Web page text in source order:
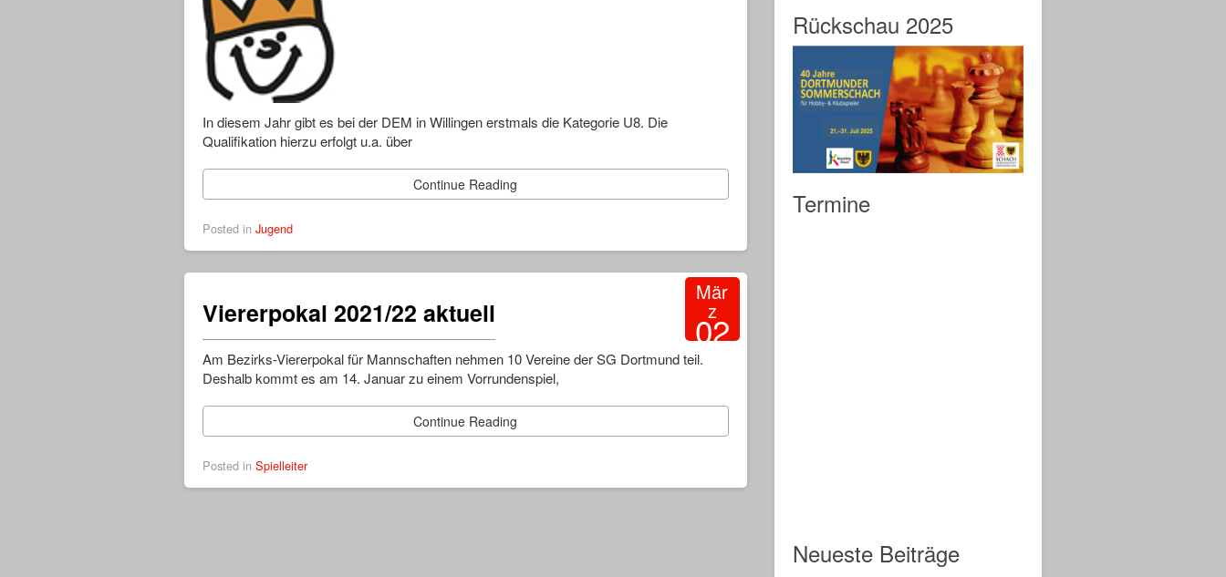
In diesem Jahr gibt es bei der DEM in Willingen erstmals die Kategorie U8. Die
Qualifikation hierzu erfolgt u.a. über
Continue Reading
Posted in Jugend
Viererpokal 2021/22 aktuell
Mär
z
02
Am Bezirks-Viererpokal für Mannschaften nehmen 10 Vereine der SG Dortmund teil.
Deshalb kommt es am 14. Januar zu einem Vorrundenspiel,
Continue Reading
Posted in Spielleiter
Rückschau 2025
Termine
Neueste Beiträge